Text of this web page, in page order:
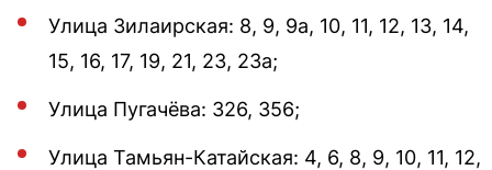
Улица Зилаирская: 8, 9, 9а, 10, 11, 12, 13, 14,
15, 16, 17, 19, 21, 23, 23а;
Улица Пугачёва: 326, 356;
Улица Тамьян-Катайская: 4, 6, 8, 9, 10, 11, 12,